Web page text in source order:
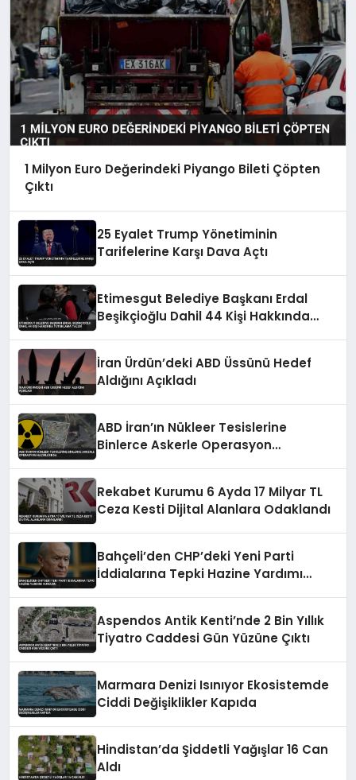
1 Milyon Euro Değerindeki Piyango Bileti Çöpten
Çıktı
25 Eyalet Trump Yönetiminin
Tarifelerine Karşı Dava Açtı
Etimesgut Belediye Başkanı Erdal
Beşikçioğlu Dahil 44 Kişi Hakkında
İran Ürdün’deki ABD Üssünü Hedef
Aldığını Açıkladı
ABD İran’ın Nükleer Tesislerine
Binlerce Askerle Operasyon
Rekabet Kurumu 6 Ayda 17 Milyar TL
Ceza Kesti Dijital Alanlara Odaklandı
Bahçeli’den CHP’deki Yeni Parti
İddialarına Tepki Hazine Yardımı
Aspendos Antik Kenti’nde 2 Bin Yıllık
Tiyatro Caddesi Gün Yüzüne Çıktı
Marmara Denizi Isınıyor Ekosistemde
Ciddi Değişiklikler Kapıda
Hindistan’da Şiddetli Yağışlar 16 Can
Aldı